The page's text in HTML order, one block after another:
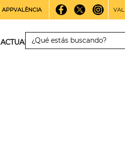
APPVALÈNCIA VAL
ACTUALIDAD